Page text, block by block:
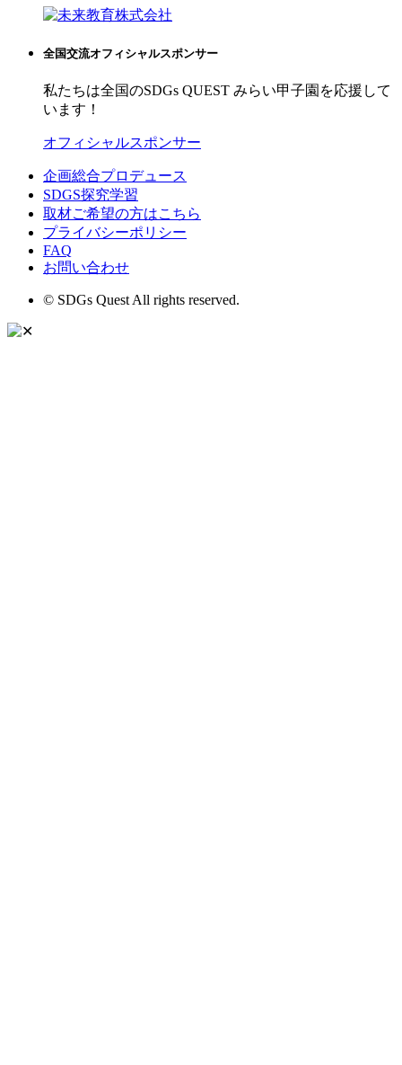
全国交流オフィシャルスポンサー
私たちは全国のSDGs QUEST みらい甲子園を応援して
います！
オフィシャルスポンサー
企画総合プロデュース
SDGS探究学習
取材ご希望の方はこちら
プライバシーポリシー
FAQ
お問い合わせ
© SDGs Quest All rights reserved.